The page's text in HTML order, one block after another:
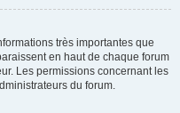
très importantes que
en haut de chaque forum
Les permissions concernant les
du forum.